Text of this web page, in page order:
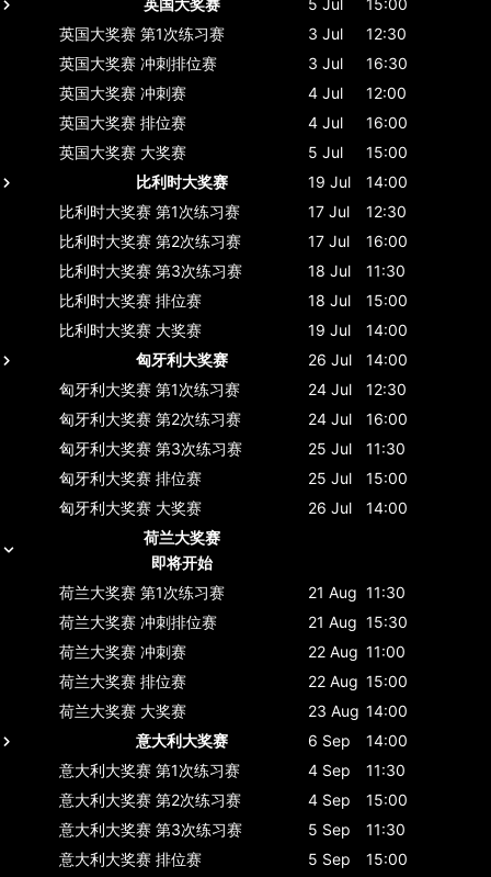
英国大奖赛 第1次练习赛 3 Jul
12:30
英国大奖赛 冲刺排位赛 3 Jul
16:30
英国大奖赛 冲刺赛 4 Jul
12:00
英国大奖赛 排位赛 4 Jul
16:00
英国大奖赛 大奖赛 5 Jul
15:00
比利时大奖赛
19 Jul
14:00
比利时大奖赛 第1次练习赛 17 Jul
12:30
比利时大奖赛 第2次练习赛 17 Jul
16:00
比利时大奖赛 第3次练习赛 18 Jul
11:30
比利时大奖赛 排位赛 18 Jul
15:00
比利时大奖赛 大奖赛 19 Jul
14:00
匈牙利大奖赛
26 Jul
14:00
匈牙利大奖赛 第1次练习赛 24 Jul
12:30
匈牙利大奖赛 第2次练习赛 24 Jul
16:00
匈牙利大奖赛 第3次练习赛 25 Jul
11:30
匈牙利大奖赛 排位赛 25 Jul
15:00
匈牙利大奖赛 大奖赛 26 Jul
14:00
荷兰大奖赛
即将开始
荷兰大奖赛 第1次练习赛 21 Aug 11:30
荷兰大奖赛 冲刺排位赛 21 Aug 15:30
荷兰大奖赛 冲刺赛 22 Aug 11:00
荷兰大奖赛 排位赛 22 Aug 15:00
荷兰大奖赛 大奖赛 23 Aug 14:00
意大利大奖赛
6 Sep
14:00
意大利大奖赛 第1次练习赛 4 Sep
11:30
意大利大奖赛 第2次练习赛 4 Sep
15:00
意大利大奖赛 第3次练习赛 5 Sep
11:30
意大利大奖赛 排位赛 5 Sep
15:00